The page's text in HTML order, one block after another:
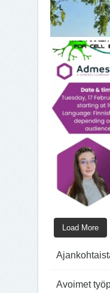
Load More
Avoimet